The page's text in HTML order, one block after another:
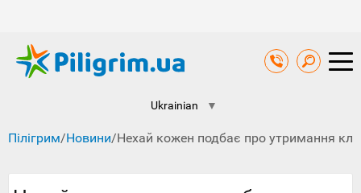
Ukrainian ▼
Пілігрим/Новини/Нехай кожен подбає про утримання